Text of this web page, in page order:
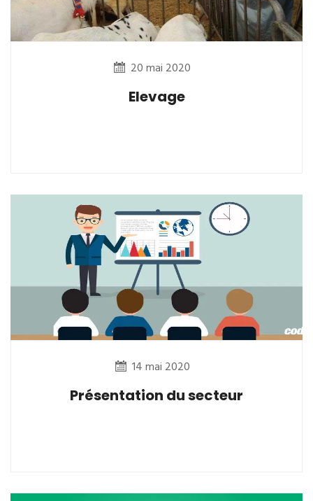
20 mai 2020
Elevage
14 mai 2020
Présentation du secteur